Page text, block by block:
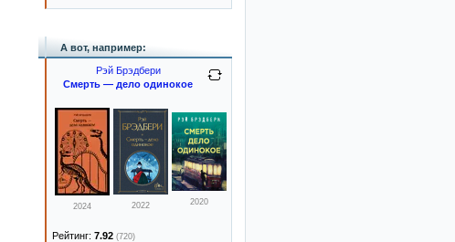
А вот, например:
Рэй Брэдбери
Смерть — дело одинокое
2024 2022 2020
Рейтинг: 7.92 (720)